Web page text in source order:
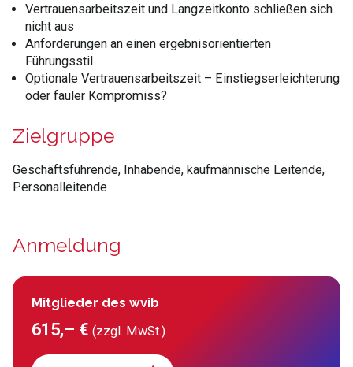
Vertrauensarbeitszeit und Langzeitkonto schließen sich
nicht aus
Anforderungen an einen ergebnisorientierten
Führungsstil
Optionale Vertrauensarbeitszeit – Einstiegserleichterung
oder fauler Kompromiss?
Zielgruppe
Geschäftsführende, Inhabende, kaufmännische Leitende,
Personalleitende
Anmeldung
Mitglieder des wvib
615,– €(zzgl. MwSt.)